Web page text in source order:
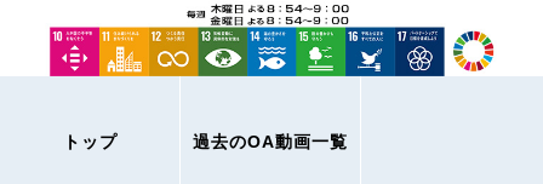
トップ 過去のOA動画一覧